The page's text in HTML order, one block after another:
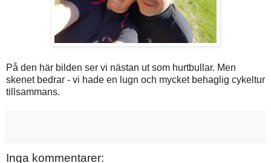
På den här bilden ser vi nästan ut som hurtbullar. Men
skenet bedrar - vi hade en lugn och mycket behaglig cykeltur
tillsammans.
Inga kommentarer: